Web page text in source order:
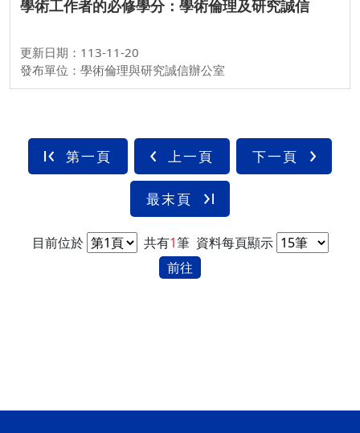
學術工作者的必修學分：學術倫理及研究誠信
更新日期：113-11-20
發布單位：學術倫理與研究誠信辦公室
第一頁 上一頁 下一頁
最末頁
目前位於 共有1筆 資料每頁顯示
前往